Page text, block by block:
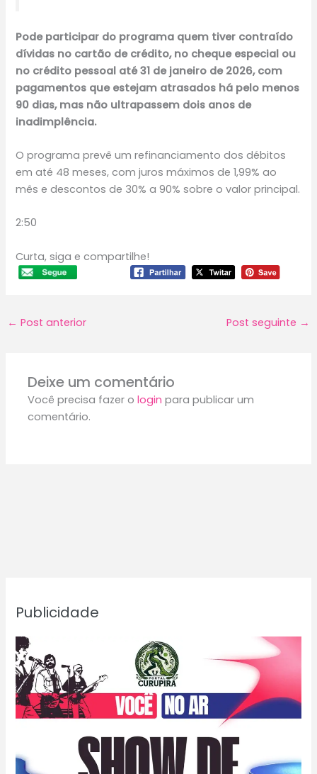
Publicidade
Pode participar do programa quem tiver contraído
dívidas no cartão de crédito, no cheque especial ou
no crédito pessoal até 31 de janeiro de 2026, com
pagamentos que estejam atrasados há pelo menos
90 dias, mas não ultrapassem dois anos de
inadimplência.
O programa prevê um refinanciamento dos débitos
em até 48 meses, com juros máximos de 1,99% ao
mês e descontos de 30% a 90% sobre o valor principal.
2:50
Curta, siga e compartilhe!
← Post anterior Post seguinte →
Deixe um comentário
Você precisa fazer ologin para publicar um
comentário.